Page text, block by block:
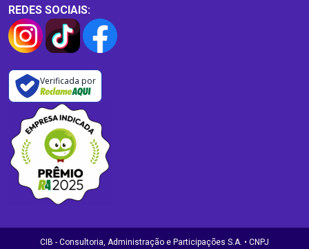
REDES SOCIAIS:
Verificada por
CIB - Consultoria, Administração e Participações S.A. • CNPJ